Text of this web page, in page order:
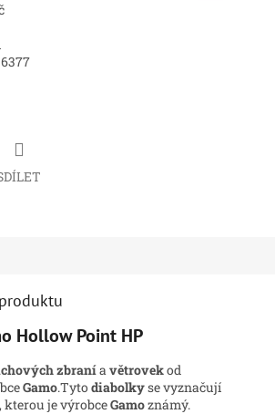
Hollow Point HP
zbranía větrovekod
Gamo.Tytodiabolkyse vyznačují
je výrobceGamoznámý.